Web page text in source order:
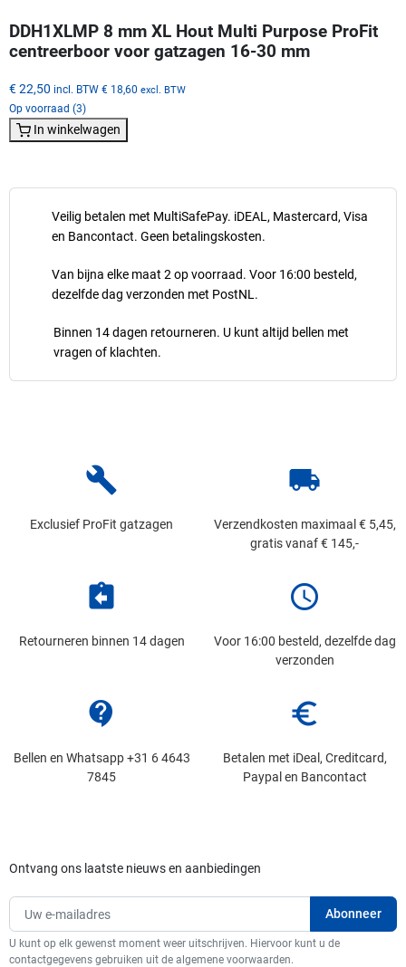
Veilig betalen met MultiSafePay. iDEAL, Mastercard, Visa
en Bancontact. Geen betalingskosten.
Van bijna elke maat 2 op voorraad. Voor 16:00 besteld,
dezelfde dag verzonden met PostNL.
Binnen 14 dagen retourneren. U kunt altijd bellen met
vragen of klachten.
DDH1XLMP 8 mm XL Hout Multi Purpose ProFit
centreerboor voor gatzagen 16-30 mm
€ 22,50 incl. BTW € 18,60 excl. BTW
Op voorraad (3)
In winkelwagen
build
Exclusief ProFit gatzagen
local_shipping
Verzendkosten maximaal € 5,45,
gratis vanaf € 145,-
assignment_return
Retourneren binnen 14 dagen
schedule
Voor 16:00 besteld, dezelfde dag
verzonden
contact_support
Bellen en Whatsapp +31 6 4643
7845
euro_symbol
Betalen met iDeal, Creditcard,
Paypal en Bancontact
Ontvang ons laatste nieuws en aanbiedingen
U kunt op elk gewenst moment weer uitschrijven. Hiervoor kunt u de
contactgegevens gebruiken uit de algemene voorwaarden.